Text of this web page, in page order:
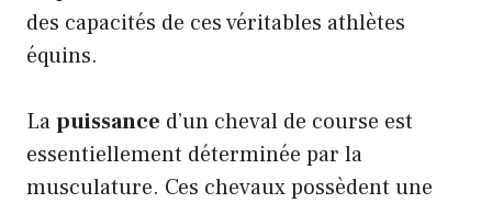
des capacités de ces véritables athlètes
équins.
Lapuissance d’un cheval de course est
essentiellement déterminée par la
musculature. Ces chevaux possèdent une